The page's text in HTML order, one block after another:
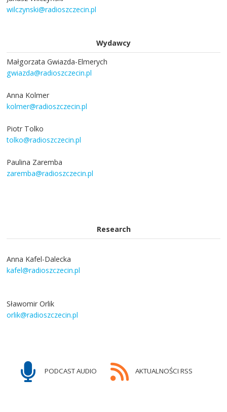
wilczynski@radioszczecin.pl
Wydawcy
Małgorzata Gwiazda-Elmerych
gwiazda@radioszczecin.pl
Anna Kolmer
kolmer@radioszczecin.pl
Piotr Tolko
tolko@radioszczecin.pl
Paulina Zaremba
zaremba@radioszczecin.pl
Research
Anna Kafel-Dalecka
kafel@radioszczecin.pl
Sławomir Orlik
orlik@radioszczecin.pl
PODCAST AUDIO AKTUALNOŚCI RSS